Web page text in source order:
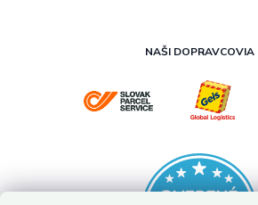
NAŠI DOPRAVCOVIA